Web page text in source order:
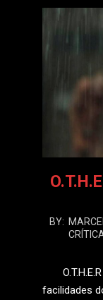
2026-
BY:
facilidades